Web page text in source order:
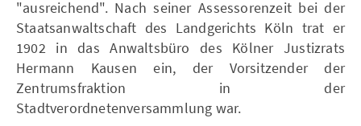
"ausreichend". Nach seiner Assessorenzeit bei der
Staatsanwaltschaft des Landgerichts Köln trat er
1902 in das Anwaltsbüro des Kölner Justizrats
Hermann Kausen ein, der Vorsitzender der
Zentrumsfraktion in der
Stadtverordnetenversammlung war.